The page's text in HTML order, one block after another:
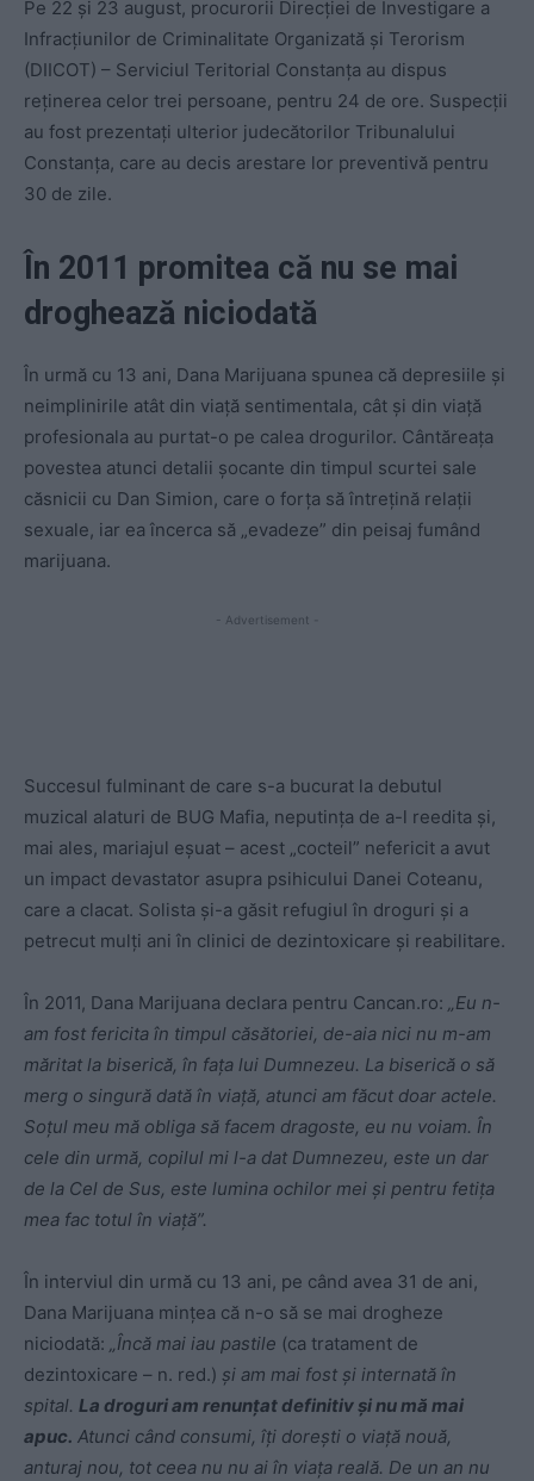
Pe 22 şi 23 august, procurorii Direcţiei de Investigare a
Infracţiunilor de Criminalitate Organizată şi Terorism
(DIICOT) – Serviciul Teritorial Constanţa au dispus
reţinerea celor trei persoane, pentru 24 de ore. Suspecţii
au fost prezentaţi ulterior judecătorilor Tribunalului
Constanţa, care au decis arestare lor preventivă pentru
30 de zile.
În 2011 promitea că nu se mai
droghează niciodată
În urmă cu 13 ani, Dana Marijuana spunea că depresiile și
neimplinirile atât din viață sentimentala, cât și din viață
profesionala au purtat-o pe calea drogurilor. Cântăreața
povestea atunci detalii șocante din timpul scurtei sale
căsnicii cu Dan Simion, care o forța să întrețină relații
sexuale, iar ea încerca să „evadeze” din peisaj fumând
marijuana.
- Advertisement -
Succesul fulminant de care s-a bucurat la debutul
muzical alaturi de BUG Mafia, neputința de a-l reedita și,
mai ales, mariajul eșuat – acest „cocteil” nefericit a avut
un impact devastator asupra psihicului Danei Coteanu,
care a clacat. Solista și-a găsit refugiul în droguri și a
petrecut mulți ani în clinici de dezintoxicare și reabilitare.
În 2011, Dana Marijuana declara pentru Cancan.ro: „Eu n-
am fost fericita în timpul căsătoriei, de-aia nici nu m-am
măritat la biserică, în fața lui Dumnezeu. La biserică o să
merg o singură dată în viață, atunci am făcut doar actele.
Soțul meu mă obliga să facem dragoste, eu nu voiam. În
cele din urmă, copilul mi l-a dat Dumnezeu, este un dar
de la Cel de Sus, este lumina ochilor mei și pentru fetița
mea fac totul în viață”.
În interviul din urmă cu 13 ani, pe când avea 31 de ani,
Dana Marijuana mințea că n-o să se mai drogheze
niciodată: „Încă mai iau pastile (ca tratament de
dezintoxicare – n. red.) și am mai fost și internată în
spital. La droguri am renunțat definitiv și nu mă mai
apuc. Atunci când consumi, îți dorești o viață nouă,
anturaj nou, tot ceea nu nu ai în viața reală. De un an nu